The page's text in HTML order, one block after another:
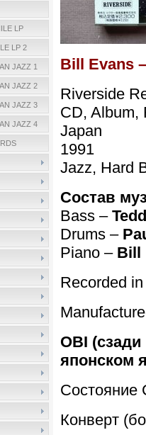
LP
LP 2
JAZZ 1
JAZZ 2
JAZZ 3
JAZZ 4
Bill Evans
Riverside
CD, Album,
Japan
1991
Jazz, Hard
Состав
Bass –
Drums –
Piano – Bill
Recorded
OBI
японском
Состояние
Конверт